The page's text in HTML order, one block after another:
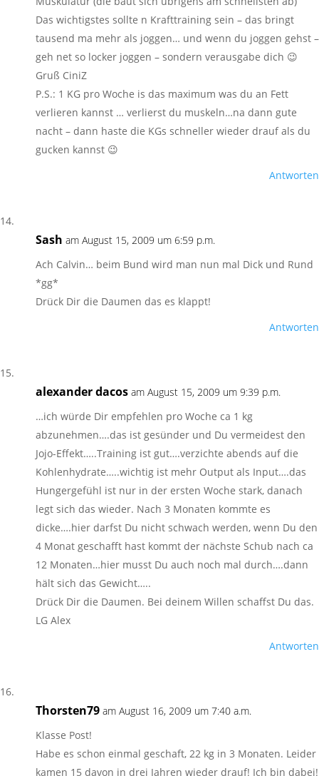
Das wichtigstes sollte n Krafttraining sein – das bringt
tausend ma mehr als joggen… und wenn du joggen gehst –
geh net so locker joggen – sondern verausgabe dich 😉
Gruß CiniZ
P.S.: 1 KG pro Woche is das maximum was du an Fett
verlieren kannst … verlierst du muskeln…na dann gute
nacht – dann haste die KGs schneller wieder drauf als du
gucken kannst 😉
Antworten
Sash am August 15, 2009 um 6:59 p.m.
Ach Calvin… beim Bund wird man nun mal Dick und Rund
*gg*
Drück Dir die Daumen das es klappt!
Antworten
alexander dacos am August 15, 2009 um 9:39 p.m.
…ich würde Dir empfehlen pro Woche ca 1 kg
abzunehmen….das ist gesünder und Du vermeidest den
Jojo-Effekt…..Training ist gut….verzichte abends auf die
Kohlenhydrate…..wichtig ist mehr Output als Input….das
Hungergefühl ist nur in der ersten Woche stark, danach
legt sich das wieder. Nach 3 Monaten kommte es
dicke….hier darfst Du nicht schwach werden, wenn Du den
4 Monat geschafft hast kommt der nächste Schub nach ca
12 Monaten…hier musst Du auch noch mal durch….dann
hält sich das Gewicht…..
Drück Dir die Daumen. Bei deinem Willen schaffst Du das.
LG Alex
Antworten
Thorsten79 am August 16, 2009 um 7:40 a.m.
Klasse Post!
Habe es schon einmal geschaft, 22 kg in 3 Monaten. Leider
kamen 15 davon in drei Jahren wieder drauf! Ich bin dabei!